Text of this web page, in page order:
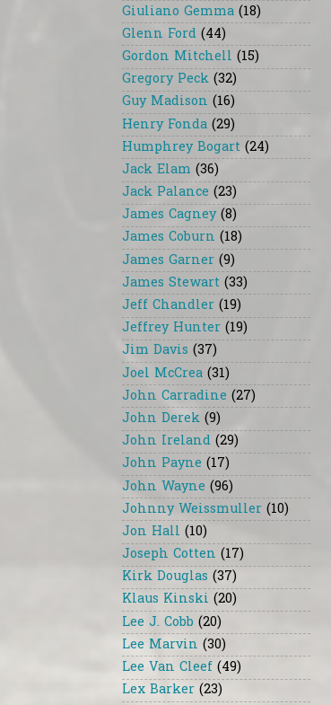
Giuliano Gemma (18)
Glenn Ford (44)
Gordon Mitchell (15)
Gregory Peck (32)
Guy Madison (16)
Henry Fonda (29)
Humphrey Bogart (24)
Jack Elam (36)
Jack Palance (23)
James Cagney (8)
James Coburn (18)
James Garner (9)
James Stewart (33)
Jeff Chandler (19)
Jeffrey Hunter (19)
Jim Davis (37)
Joel McCrea (31)
John Carradine (27)
John Derek (9)
John Ireland (29)
John Payne (17)
John Wayne (96)
Johnny Weissmuller (10)
Jon Hall (10)
Joseph Cotten (17)
Kirk Douglas (37)
Klaus Kinski (20)
Lee J. Cobb (20)
Lee Marvin (30)
Lee Van Cleef (49)
Lex Barker (23)